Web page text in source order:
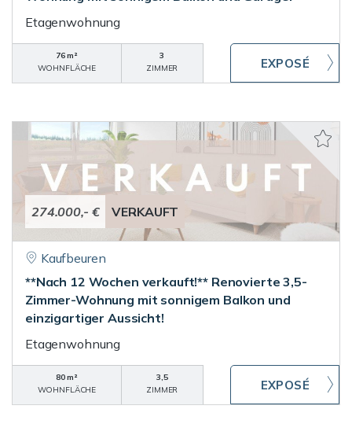
Etagenwohnung
76 m²
WOHNFLÄCHE
3
ZIMMER
274.000,- € VERKAUFT
Kaufbeuren
**Nach 12 Wochen verkauft!** Renovierte 3,5-
Zimmer-Wohnung mit sonnigem Balkon und
einzigartiger Aussicht!
Etagenwohnung
80 m²
WOHNFLÄCHE
3,5
ZIMMER